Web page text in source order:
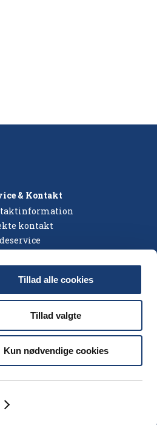
Tillad alle cookies
Tillad valgte
Kun nødvendige cookies
& Kontakt
kontakt